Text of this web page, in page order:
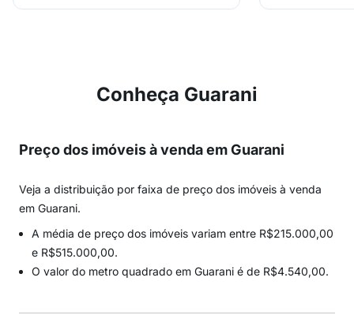
Conheça Guarani
Preço dos imóveis à venda em Guarani
Veja a distribuição por faixa de preço dos imóveis à venda
em Guarani.
A média de preço dos imóveis variam entre R$215.000,00
e R$515.000,00.
O valor do metro quadrado em Guarani é de R$4.540,00.